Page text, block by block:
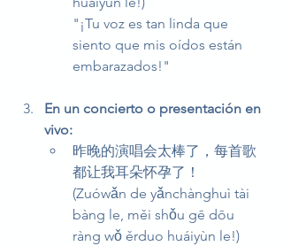
"¡Tu voz es tan linda que
siento que mis oídos están
embarazados!"
En un concierto o presentación en
vivo:
昨晚的演唱会太棒了，每首歌
都让我耳朵怀孕了！
(Zuówǎn de yǎnchànghuì tài
bàng le, měi shǒu gē dōu
ràng wǒ ěrduo huáiyùn le!)